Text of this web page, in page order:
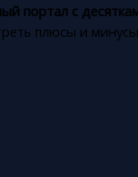
портал с
плюсы и